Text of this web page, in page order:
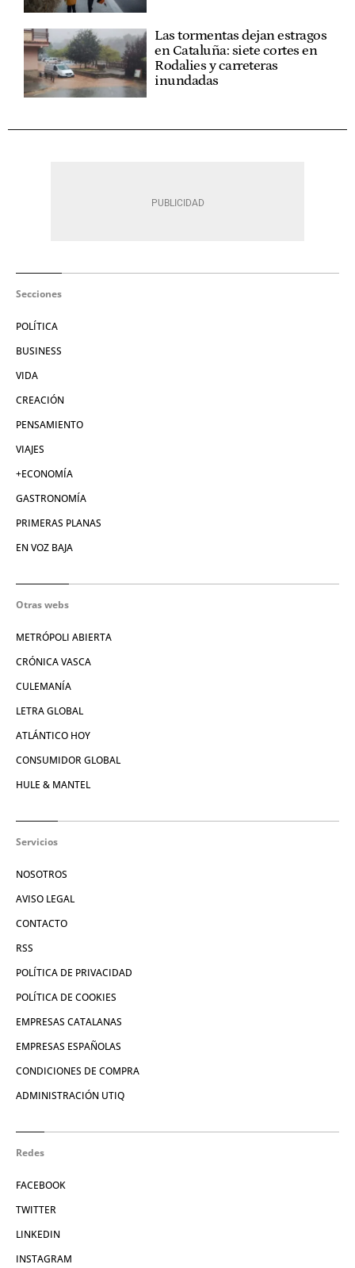
Las tormentas dejan estragos
en Cataluña: siete cortes en
Rodalies y carreteras
inundadas
Secciones
POLÍTICA
BUSINESS
VIDA
CREACIÓN
PENSAMIENTO
VIAJES
+ECONOMÍA
GASTRONOMÍA
PRIMERAS PLANAS
EN VOZ BAJA
Otras webs
METRÓPOLI ABIERTA
CRÓNICA VASCA
CULEMANÍA
LETRA GLOBAL
ATLÁNTICO HOY
CONSUMIDOR GLOBAL
HULE & MANTEL
Servicios
NOSOTROS
AVISO LEGAL
CONTACTO
RSS
POLÍTICA DE PRIVACIDAD
POLÍTICA DE COOKIES
EMPRESAS CATALANAS
EMPRESAS ESPAÑOLAS
CONDICIONES DE COMPRA
ADMINISTRACIÓN UTIQ
Redes
FACEBOOK
TWITTER
LINKEDIN
INSTAGRAM